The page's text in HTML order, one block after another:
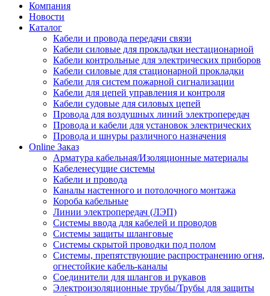
Компания
Новости
Каталог
Кабели и провода передачи связи
Кабели силовые для прокладки нестационарной
Кабели контрольные для электрических приборов
Кабели силовые для стационарной прокладки
Кабели для систем пожарной сигнализации
Кабели для цепей управления и контроля
Кабели судовые для силовых цепей
Провода для воздушных линий электропередач
Провода и кабели для установок электрических
Провода и шнуры различного назначения
Online Заказ
Арматура кабельная/Изоляционные материалы
Кабеленесущие системы
Кабели и провода
Каналы настенного и потолочного монтажа
Короба кабельные
Линии электропередач (ЛЭП)
Системы ввода для кабелей и проводов
Системы защиты шланговые
Системы скрытой проводки под полом
Системы, препятствующие распространению огня,
огнестойкие кабель-каналы
Соединители для шлангов и рукавов
Электроизоляционные трубы/Трубы для защиты